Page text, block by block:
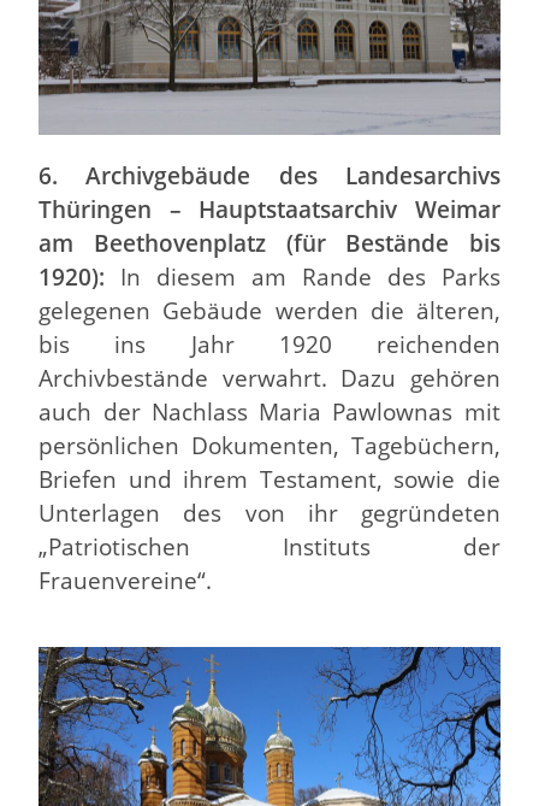
6. Archivgebäude des Landesarchivs
Thüringen – Hauptstaatsarchiv Weimar
am Beethovenplatz (für Bestände bis
1920): In diesem am Rande des Parks
gelegenen Gebäude werden die älteren,
bis ins Jahr 1920 reichenden
Archivbestände verwahrt. Dazu gehören
auch der Nachlass Maria Pawlownas mit
persönlichen Dokumenten, Tagebüchern,
Briefen und ihrem Testament, sowie die
Unterlagen des von ihr gegründeten
„Patriotischen Instituts der
Frauenvereine“.